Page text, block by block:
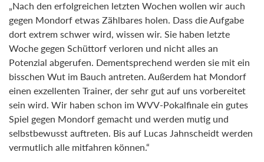
„Nach den erfolgreichen letzten Wochen wollen wir auch
gegen Mondorf etwas Zählbares holen. Dass die Aufgabe
dort extrem schwer wird, wissen wir. Sie haben letzte
Woche gegen Schüttorf verloren und nicht alles an
Potenzial abgerufen. Dementsprechend werden sie mit ein
bisschen Wut im Bauch antreten. Außerdem hat Mondorf
einen exzellenten Trainer, der sehr gut auf uns vorbereitet
sein wird. Wir haben schon im WVV-Pokalfinale ein gutes
Spiel gegen Mondorf gemacht und werden mutig und
selbstbewusst auftreten. Bis auf Lucas Jahnscheidt werden
vermutlich alle mitfahren können.“